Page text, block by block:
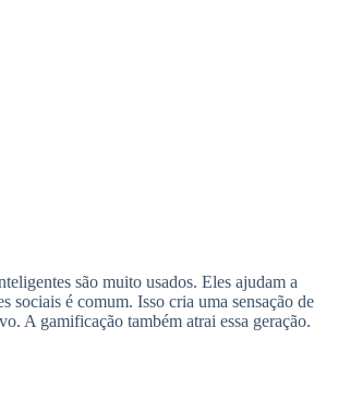
são muito usados. Eles ajudam a
sociais é comum. Isso cria uma sensação de
A gamificação também atrai essa geração.